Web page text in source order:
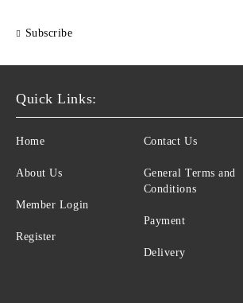
Subscribe
Quick Links:
Home
About Us
Member Login
Register
Contact Us
General Terms and
Conditions
Payment
Delivery